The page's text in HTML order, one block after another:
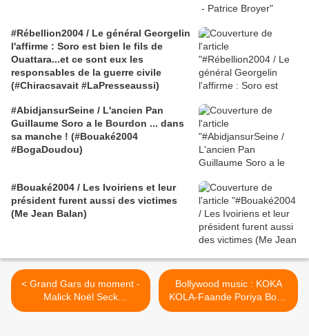
#Rébellion2004 / Le général Georgelin
l'affirme : Soro est bien le fils de
Ouattara...et ce sont eux les
responsables de la guerre civile
(#Chiracsavait #LaPresseaussi)
#AbidjansurSeine / L'ancien Pan
Guillaume Soro a le Bourdon ... dans
sa manche ! (#Bouaké2004
#BogaDoudou)
#Bouaké2004 / Les Ivoiriens et leur
président furent aussi des victimes
(Me Jean Balan)
< Grand Gars du moment -
Malick Noël Seck
"provisoirement" libre à
Bollywood music : KOKA
KOLA-Faande Poriya Boga
Kanande Re Feat. Sohom &